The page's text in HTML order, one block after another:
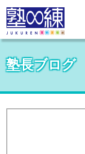
ホーム
コース案内
料金案内
塾長ブログ